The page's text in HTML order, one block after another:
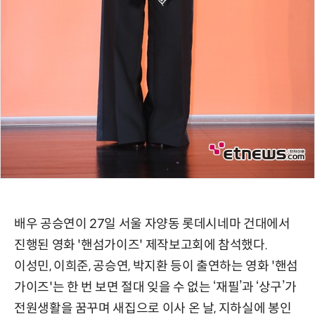
배우 공승연이 27일 서울 자양동 롯데시네마 건대에서
진행된 영화 '핸섬가이즈' 제작보고회에 참석했다.
이성민, 이희준, 공승연, 박지환 등이 출연하는 영화 '핸섬
가이즈'는 한 번 보면 절대 잊을 수 없는 ‘재필’과 ‘상구’가
전원생활을 꿈꾸며 새집으로 이사 온 날, 지하실에 봉인